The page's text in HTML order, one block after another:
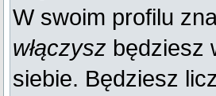
W swoim profilu
włączysz będziesz
siebie. Będziesz